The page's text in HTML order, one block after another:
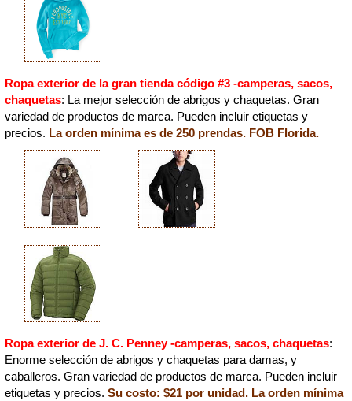
Ropa exterior de la gran tienda código #3 -camperas, sacos,
chaquetas: La mejor selección de abrigos y chaquetas. Gran
variedad de productos de marca. Pueden incluir etiquetas y
precios. La orden mínima es de 250 prendas. FOB Florida.
Ropa exterior de J. C. Penney -camperas, sacos, chaquetas:
Enorme selección de abrigos y chaquetas para damas, y
caballeros. Gran variedad de productos de marca. Pueden incluir
etiquetas y precios. Su costo: $21 por unidad. La orden mínima